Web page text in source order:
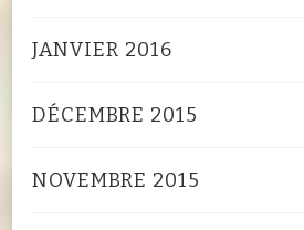
JANVIER 2016
DÉCEMBRE 2015
NOVEMBRE 2015